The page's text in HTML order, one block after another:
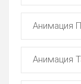
Анимация
Анимация